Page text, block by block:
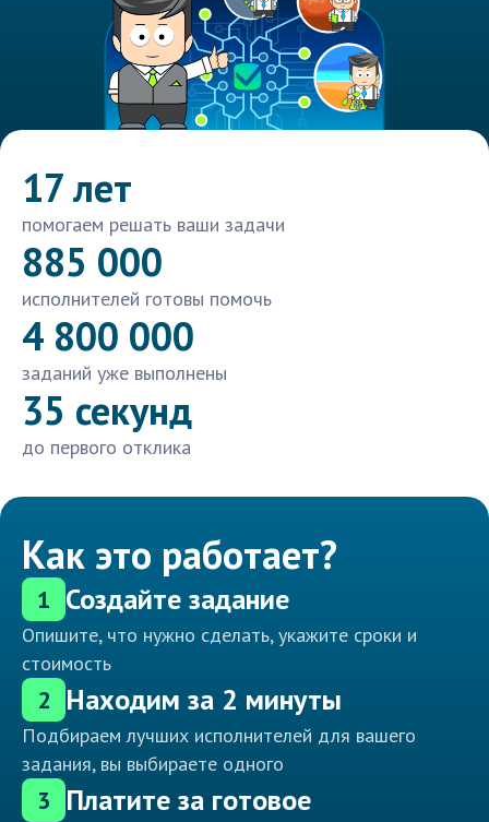
17 лет
помогаем решать ваши задачи
885 000
исполнителей готовы помочь
4 800 000
заданий уже выполнены
35 секунд
до первого отклика
Как это работает?
1 Создайте задание
Опишите, что нужно сделать, укажите сроки и
стоимость
2 Находим за 2 минуты
Подбираем лучших исполнителей для вашего
задания, вы выбираете одного
3 Платите за готовое